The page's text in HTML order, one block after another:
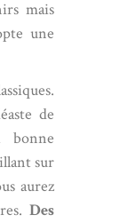
mais
une
de
bonne
sur
aurez
Des